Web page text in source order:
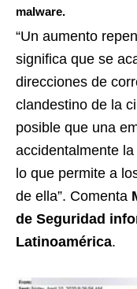
malware.
“Un aumento
significa que se
direcciones de
clandestino de la
posible que una
accidentalmente
lo que permite a
de ella”. Comenta
de Seguridad
Latinoamérica.